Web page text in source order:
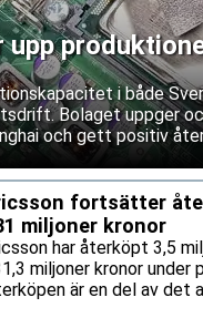
i både
Bolaget uppger
och gett positiv
fortfarande.
fortsätter
miljoner kronor
har återköpt 3,5
miljoner kronor under
är en del av det